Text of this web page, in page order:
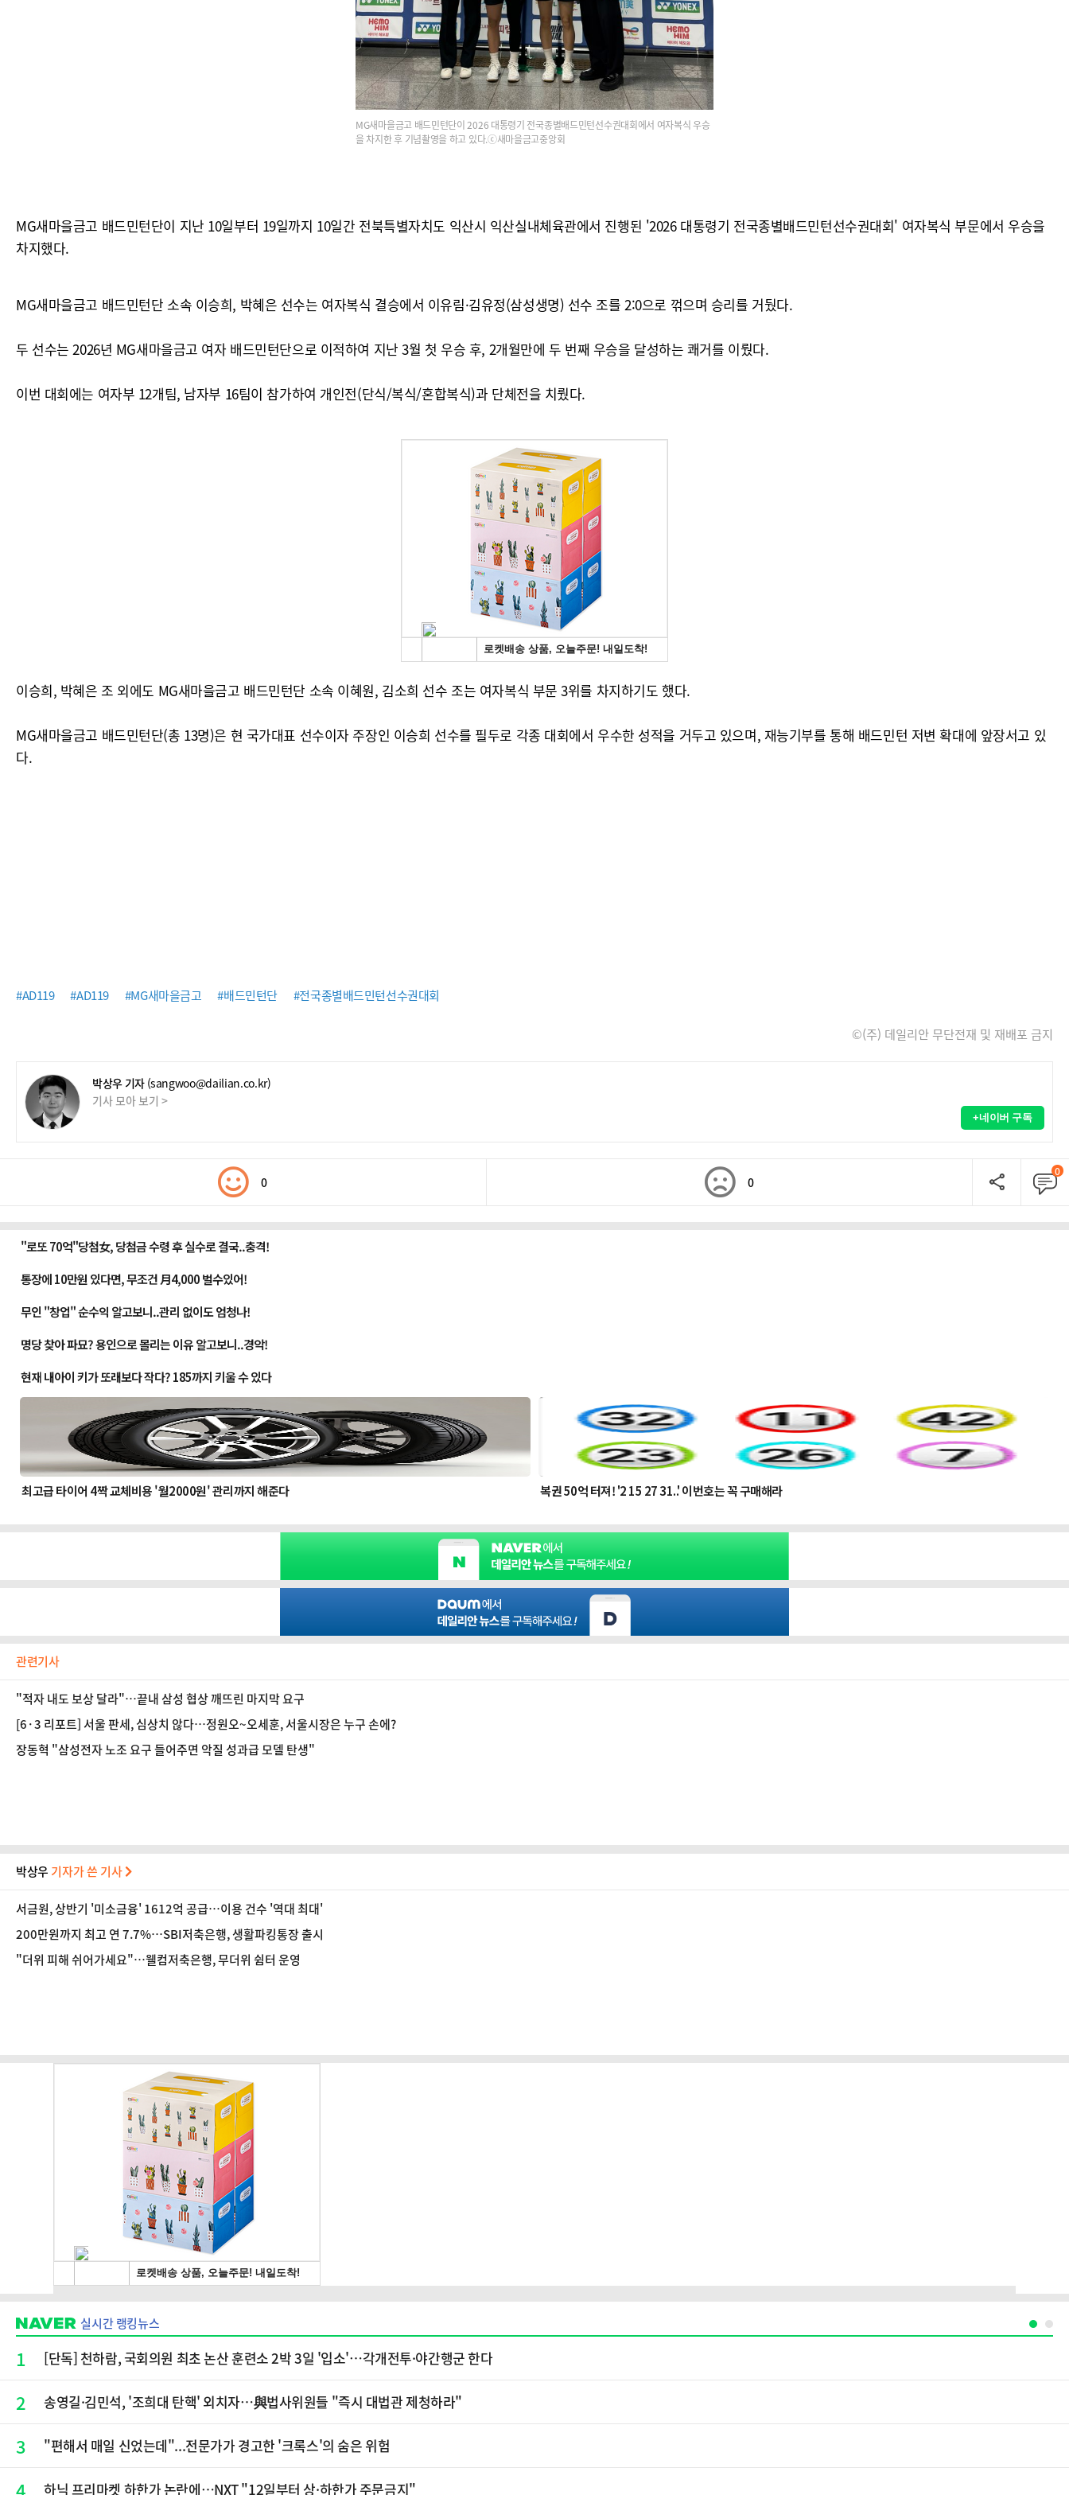
MG새마을금고 배드민턴단이 2026 대통령기 전국종별배드민턴선수권대회에서 여자복식 우승
을 차지한 후 기념촬영을 하고 있다.ⓒ새마을금고중앙회
MG새마을금고 배드민턴단이 지난 10일부터 19일까지 10일간 전북특별자치도 익산시 익산실내체육관에서 진행된 '2026 대통령기 전국종별배드민턴선수권대회' 여자복식 부문에서 우승을
차지했다.
MG새마을금고 배드민턴단 소속 이승희, 박혜은 선수는 여자복식 결승에서 이유림·김유정(삼성생명) 선수 조를 2:0으로 꺾으며 승리를 거뒀다.
두 선수는 2026년 MG새마을금고 여자 배드민턴단으로 이적하여 지난 3월 첫 우승 후, 2개월만에 두 번째 우승을 달성하는 쾌거를 이뤘다.
이번 대회에는 여자부 12개팀, 남자부 16팀이 참가하여 개인전(단식/복식/혼합복식)과 단체전을 치뤘다.
이승희, 박혜은 조 외에도 MG새마을금고 배드민턴단 소속 이혜원, 김소희 선수 조는 여자복식 부문 3위를 차지하기도 했다.
MG새마을금고 배드민턴단(총 13명)은 현 국가대표 선수이자 주장인 이승희 선수를 필두로 각종 대회에서 우수한 성적을 거두고 있으며, 재능기부를 통해 배드민턴 저변 확대에 앞장서고 있
다.
#AD119 #AD119 #MG새마을금고 #배드민턴단 #전국종별배드민턴선수권대회
©(주) 데일리안 무단전재 및 재배포 금지
박상우 기자 (sangwoo@dailian.co.kr)
기사 모아 보기 >
+네이버 구독
0 0
0
관련기사
"적자 내도 보상 달라"…끝내 삼성 협상 깨뜨린 마지막 요구
[6·3 리포트] 서울 판세, 심상치 않다…정원오~오세훈, 서울시장은 누구 손에?
장동혁 "삼성전자 노조 요구 들어주면 악질 성과급 모델 탄생"
박상우 기자가 쓴 기사
서금원, 상반기 '미소금융' 1612억 공급…이용 건수 '역대 최대'
200만원까지 최고 연 7.7%…SBI저축은행, 생활파킹통장 출시
"더위 피해 쉬어가세요"…웰컴저축은행, 무더위 쉼터 운영
실시간 랭킹뉴스
1 [단독] 천하람, 국회의원 최초 논산 훈련소 2박 3일 '입소'…각개전투·야간행군 한다
2 송영길·김민석, '조희대 탄핵' 외치자…與법사위원들 "즉시 대법관 제청하라"
3 "편해서 매일 신었는데"...전문가가 경고한 '크록스'의 숨은 위험
하닉 프리마켓 하한가 논란에…NXT "12일부터 상·하한가 주문금지"